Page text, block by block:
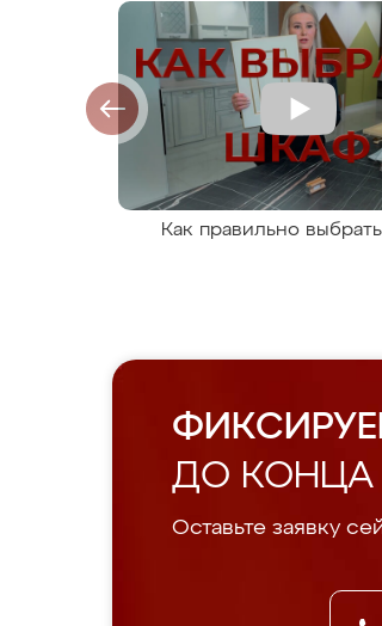
Как правильно
ДО КОНЦА
Оставьте заявку